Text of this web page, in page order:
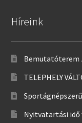
Híreink
Bemutatóterem
TELEPHELY
Nyitvatartási idő